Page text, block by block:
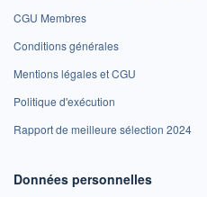
CGU Membres
Conditions générales
Mentions légales et CGU
Politique d'exécution
Rapport de meilleure sélection 2024
Données personnelles